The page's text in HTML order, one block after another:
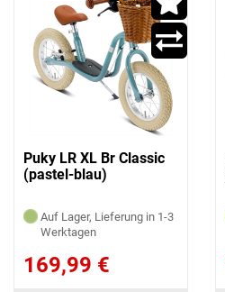
Puky LR XL Br Classic
(pastel-blau)
Auf Lager, Lieferung in 1-3
Werktagen
169,99 €